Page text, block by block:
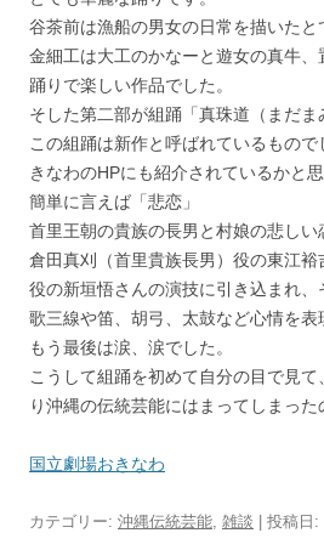
谷茶前は漁船の男女の日常を描いたと
金細工は大工のかなーと遊女の真牛
踊りで楽しい作品でした。
そした第二部が組踊「真珠道（まだま
この組踊は新作と呼ばれているもの
きなわのHPにも紹介されているかと思
簡単に言えば「悲恋」
首里王朝の貴族の長男と村娘の悲しい
倉田真刈（首里貴族長男）役の東江裕
役の新垣悟さんの演技に引き込まれ
歌三線や笛、胡弓、太鼓など心情を表
もう最後は涙、涙でした。
こうして組踊を初めて自分の目で見
り沖縄の伝統芸能にはまってしまった
国立劇場おきなわ
カテゴリー: 沖縄伝統芸能 雑談 | 投稿日: